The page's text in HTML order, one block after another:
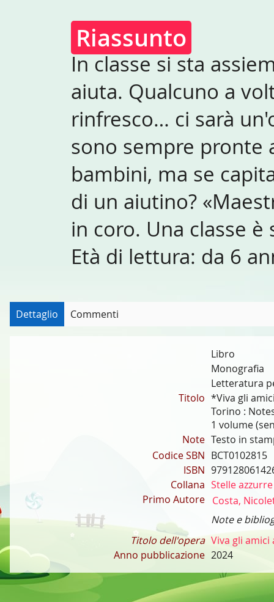
Riassunto
In classe si sta
aiuta. Qualcuno a
rinfresco… ci sarà
sono sempre pronte
bambini, ma se
di un aiutino?
in coro. Una classe
Età di lettura: da 6
Dettaglio Commenti
Libro
Monografia
Letteratura
Titolo *Viva gli
Torino :
1 volume
Note Testo in
Codice SBN BCT0102815
ISBN
Collana Stelle azzurre
Primo Autore Costa,
Note e
Titolo dell'opera Viva gli amici
Anno pubblicazione 2024